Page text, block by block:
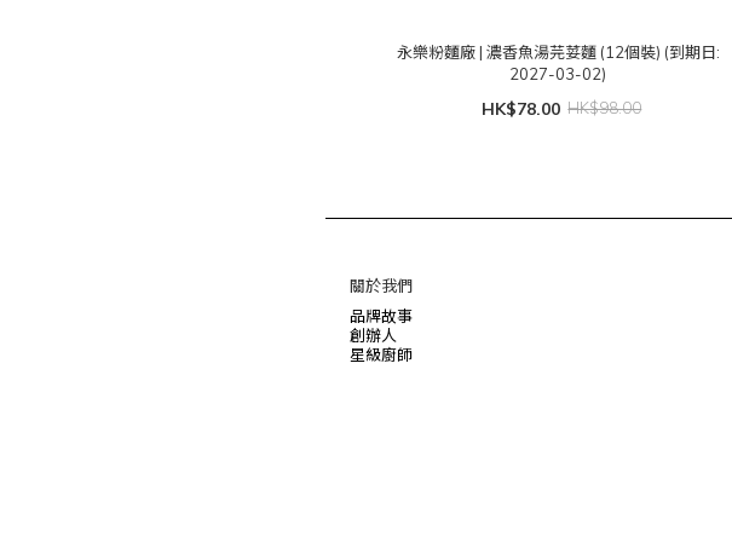
永樂粉麵廠 | 濃香魚湯芫荽麵 (12個裝) (到期日:
2027-03-02)
HK$78.00 HK$98.00
關於我們
品牌故事
創辦人
星級廚師